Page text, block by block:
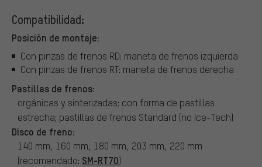
Compatibilidad:
Posición de montaje:
Con pinzas de frenos RD: maneta de frenos izquierda
Con pinzas de frenos RT: maneta de frenos derecha
Pastillas de frenos:
orgánicas y sinterizadas; con forma de pastillas
estrecha; pastillas de frenos Standard (no Ice-Tech)
Disco de freno:
140 mm, 160 mm, 180 mm, 203 mm, 220 mm
(recomendado: SM-RT70)